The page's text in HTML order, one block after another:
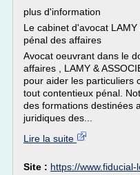
plus d'information
Le cabinet d'avocat
pénal des affaires
Avocat oeuvrant dans le
affaires , LAMY &
pour aider les particuliers
tout contentieux pénal.
des formations destinées
juridiques des...
Lire la suite
Site : https://www.fiducial-